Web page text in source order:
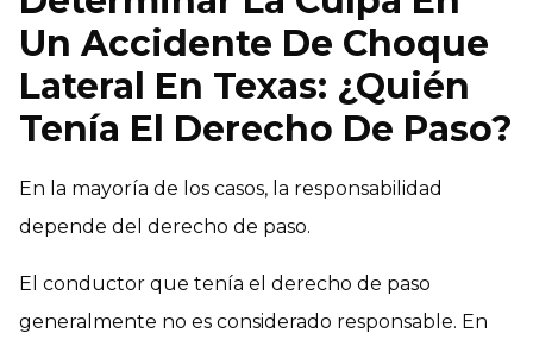
Un Accidente De Choque
Lateral En Texas: ¿Quién
Tenía El Derecho De Paso?
En la mayoría de los casos, la responsabilidad
depende del derecho de paso.
El conductor que tenía el derecho de paso
generalmente no es considerado responsable. En